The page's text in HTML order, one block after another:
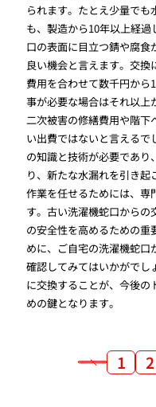
られます。たとえ少量で
も、製造から10年以上経
口の表面に目立つ錆や腐食
良い機会と言えます。交
費用を合わせて数千円から
事が必要な場合はそれ以上
二次被害の修繕費用や階
い出費ではないと言える
の知識と技術が必要であり
り、新たな水漏れを引き
作業を任せるためには、専
す。古い洗濯機蛇口から
の安全性を高めるための重
めに、ご自宅の洗濯機蛇
確認してみてはいかがでし
に交換することが、今後の
めの鍵となります。
1 2